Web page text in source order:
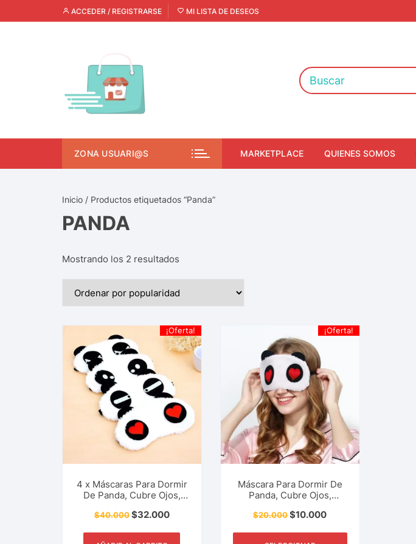
ACCEDER / REGISTRARSE MI LISTA DE DESEOS
ZONA USUARI@S MARKETPLACE QUIENES SOMOS
Inicio / Productos etiquetados “Panda”
PANDA
Mostrando los 2 resultados
¡Oferta!
4 x Máscaras Para Dormir
De Panda, Cubre Ojos,
Animados, Relajante,
Descanso Y Más.
$40.000$32.000
¡Oferta!
Máscara Para Dormir De
Panda, Cubre Ojos,
Animados, Relajante,
$20.000$10.000